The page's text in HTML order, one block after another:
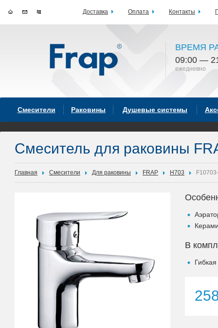
ВРЕМЯ
09:00 —
ежедневно
Смесители Раковины Душевые системы
Смеситель для раковины
Главная Смесители Для раковины FRAP H703
В
Доставка Оплата Контакты